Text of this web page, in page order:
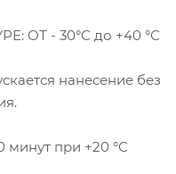
ОТ - 30°С до +40 °С
нанесение без
при +20 °С